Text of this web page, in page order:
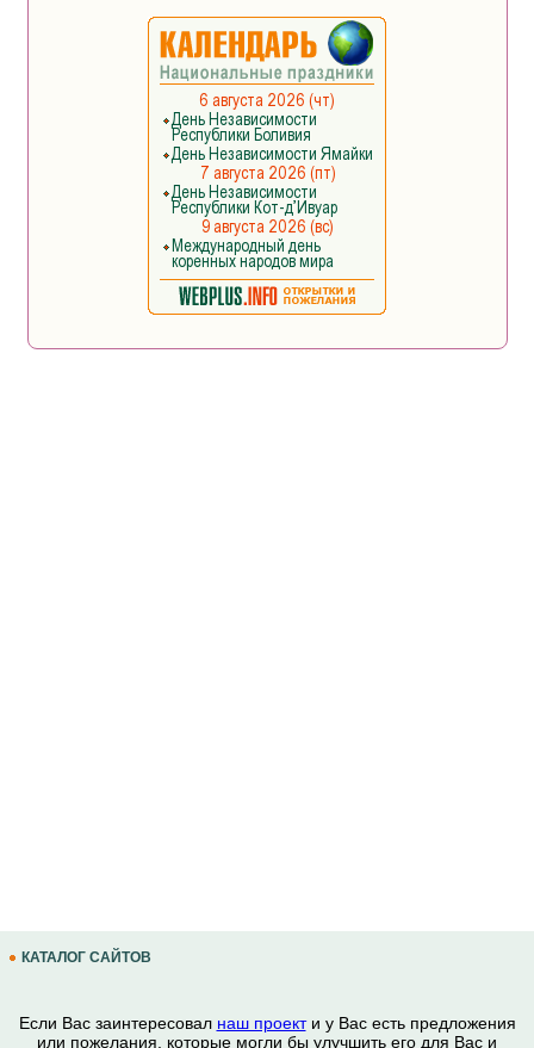
КАТАЛОГ САЙТОВ
Если Вас заинтересовал наш проекти у Вас есть предложения
или пожелания, которые могли бы улучшить его для Вас и